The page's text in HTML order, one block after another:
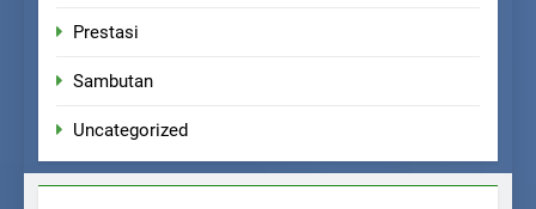
Prestasi
Sambutan
Uncategorized